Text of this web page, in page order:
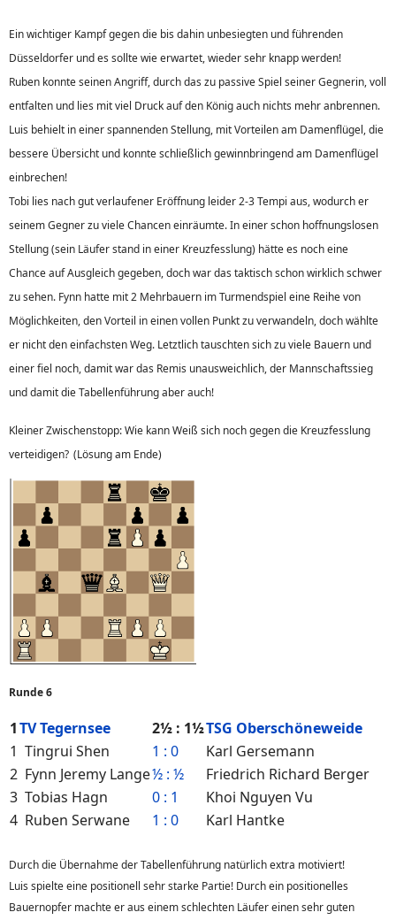
Ein wichtiger Kampf gegen die bis dahin unbesiegten und führenden
Düsseldorfer und es sollte wie erwartet, wieder sehr knapp werden!
Ruben konnte seinen Angriff, durch das zu passive Spiel seiner Gegnerin, voll
entfalten und lies mit viel Druck auf den König auch nichts mehr anbrennen.
Luis behielt in einer spannenden Stellung, mit Vorteilen am Damenflügel, die
bessere Übersicht und konnte schließlich gewinnbringend am Damenflügel
einbrechen!
Tobi lies nach gut verlaufener Eröffnung leider 2-3 Tempi aus, wodurch er
seinem Gegner zu viele Chancen einräumte. In einer schon hoffnungslosen
Stellung (sein Läufer stand in einer Kreuzfesslung) hätte es noch eine
Chance auf Ausgleich gegeben, doch war das taktisch schon wirklich schwer
zu sehen. Fynn hatte mit 2 Mehrbauern im Turmendspiel eine Reihe von
Möglichkeiten, den Vorteil in einen vollen Punkt zu verwandeln, doch wählte
er nicht den einfachsten Weg. Letztlich tauschten sich zu viele Bauern und
einer fiel noch, damit war das Remis unausweichlich, der Mannschaftssieg
und damit die Tabellenführung aber auch!
Kleiner Zwischenstopp: Wie kann Weiß sich noch gegen die Kreuzfesslung
verteidigen? (Lösung am Ende)
Runde 6
1TV Tegernsee 2½ : 1½TSG Oberschöneweide
1 Tingrui Shen 1 : 0
Karl Gersemann
2 Fynn Jeremy Lange½ : ½
Friedrich Richard Berger
3 Tobias Hagn 0 : 1
Khoi Nguyen Vu
4 Ruben Serwane 1 : 0 Karl Hantke
Durch die Übernahme der Tabellenführung natürlich extra motiviert!
Luis spielte eine positionell sehr starke Partie! Durch ein positionelles
Bauernopfer machte er aus einem schlechten Läufer einen sehr guten